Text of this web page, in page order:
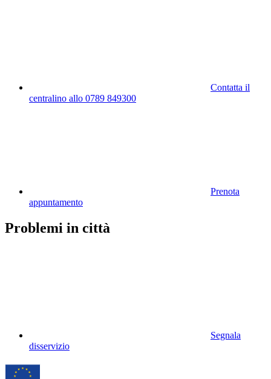
Contatta il
centralino allo 0789 849300
Prenota
appuntamento
Problemi in città
Segnala
disservizio